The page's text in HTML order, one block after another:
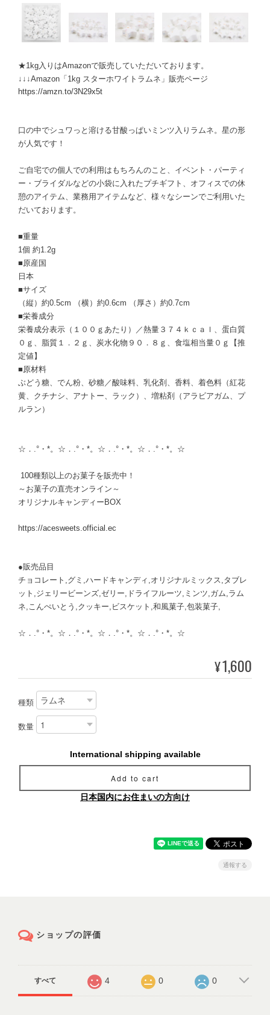
★1kg入りはAmazonで販売していただいております。
↓↓↓Amazon「1kg スターホワイトラムネ」販売ページ
https://amzn.to/3N29x5t
口の中でシュワっと溶ける甘酸っぱいミンツ入りラムネ。星の形
が人気です！
ご自宅での個人での利用はもちろんのこと、イベント・パーティ
ー・ブライダルなどの小袋に入れたプチギフト、オフィスでの休
憩のアイテム、業務用アイテムなど、様々なシーンでご利用いた
だいております。
■重量
1個 約1.2g
■原産国
日本
■サイズ
（縦）約0.5cm （横）約0.6cm （厚さ）約0.7cm
■栄養成分
栄養成分表示（１００ｇあたり）／熱量３７４ｋｃａｌ、蛋白質
０ｇ、脂質１．２ｇ、炭水化物９０．８ｇ、食塩相当量０ｇ【推
定値】
■原材料
ぶどう糖、でん粉、砂糖／酸味料、乳化剤、香料、着色料（紅花
黄、クチナシ、アナトー、ラック）、増粘剤（アラビアガム、プ
ルラン）
☆．.°・*。☆．.°・*。☆．.°・*。☆．.°・*。☆
100種類以上のお菓子を販売中！
～お菓子の直売オンライン～
オリジナルキャンディーBOX
https://acesweets.official.ec
●販売品目
チョコレート,グミ,ハードキャンディ,オリジナルミックス,タブレ
ット,ジェリービーンズ,ゼリー,ドライフルーツ,ミンツ,ガム,ラム
ネ,こんぺいとう,クッキー,ビスケット,和風菓子,包装菓子,
☆．.°・*。☆．.°・*。☆．.°・*。☆．.°・*。☆
¥1,600
種類
数量
International shipping available
Add to cart
日本国内にお住まいの方向け
通報する
ショップの評価
すべて 4 0 0